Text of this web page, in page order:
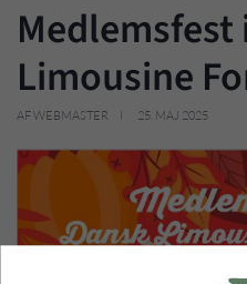
Medlemsfest
Limousine
AF WEBMASTER 25. MAJ 2025